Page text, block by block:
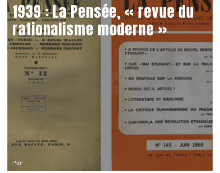
Par
1939 : La Pensée, « revue du
rationalisme moderne »